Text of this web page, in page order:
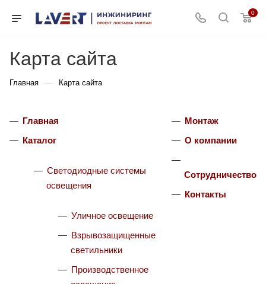
0
Карта сайта
Главная — Карта сайта
Главная
Каталог
Светодиодные системы
освещения
Уличное освещение
Взрывозащищенные
светильники
Производственное
Монтаж
О компании
Сотрудничество
Контакты